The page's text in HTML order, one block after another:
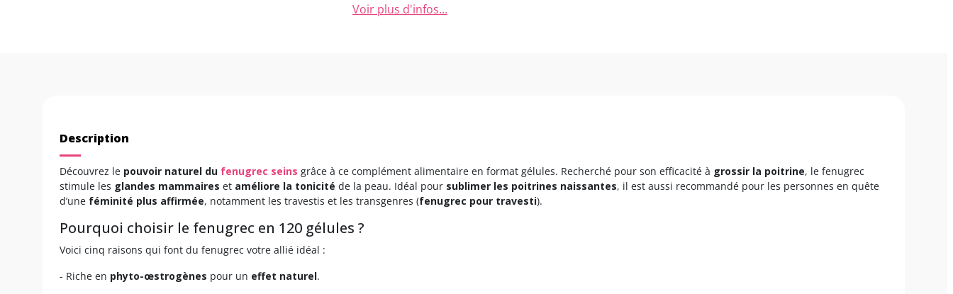
Voir plus d'infos...
Description
Découvrez le pouvoir naturel du fenugrec seins grâce à ce complément alimentaire en format gélules. Recherché pour son efficacité à grossir la poitrine, le fenugrec
stimule les glandes mammaires et améliore la tonicité de la peau. Idéal pour sublimer les poitrines naissantes, il est aussi recommandé pour les personnes en quête
d’une féminité plus affirmée, notamment les travestis et les transgenres (fenugrec pour travesti).
Pourquoi choisir le fenugrec en 120 gélules ?
Voici cinq raisons qui font du fenugrec votre allié idéal :
- Riche en phyto-œstrogènes pour un effet naturel.